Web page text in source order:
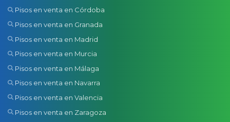
Pisos en venta en Córdoba
Pisos en venta en Granada
Pisos en venta en Madrid
Pisos en venta en Murcia
Pisos en venta en Málaga
Pisos en venta en Navarra
Pisos en venta en Valencia
Pisos en venta en Zaragoza